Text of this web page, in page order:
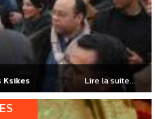
Ksikes Lire la suite...